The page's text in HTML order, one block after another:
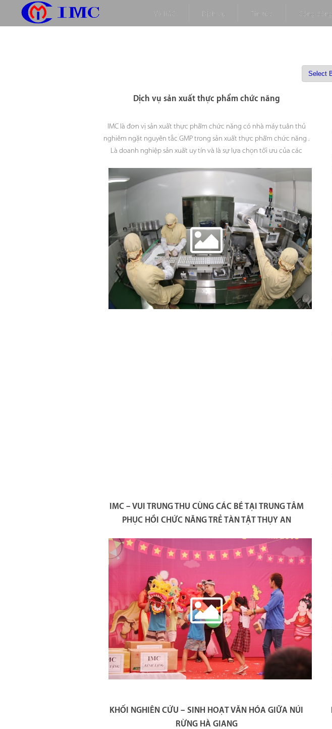
Về IMC Dịch vụ Tin tức Cộng đồng
Dịch vụ sản xuất thực phẩm chức năng
IMC là đơn vị sản xuất thực phẩm chức năng có nhà máy tuân thủ
nghiêm ngặt nguyên tắc GMP trong sản xuất thực phẩm chức năng .
Là doanh nghiệp sản xuất uy tín và là sự lựa chọn tối ưu của các
IMC – VUI TRUNG THU CÙNG CÁC BÉ TẠI TRUNG TÂM
PHỤC HỒI CHỨC NĂNG TRẺ TÀN TẬT THỤY AN
KHỐI NGHIÊN CỨU – SINH HOẠT VĂN HÓA GIỮA NÚI
RỪNG HÀ GIANG